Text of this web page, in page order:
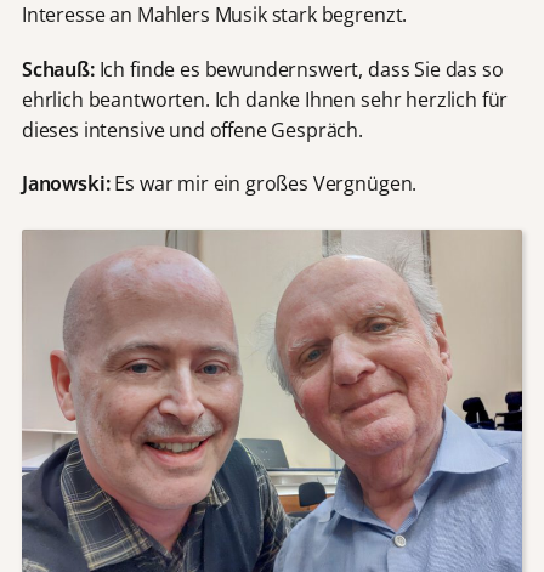
Interesse an Mahlers Musik stark begrenzt.
Schauß:Ich finde es bewundernswert, dass Sie das so
ehrlich beantworten. Ich danke Ihnen sehr herzlich für
dieses intensive und offene Gespräch.
Janowski:Es war mir ein großes Vergnügen.